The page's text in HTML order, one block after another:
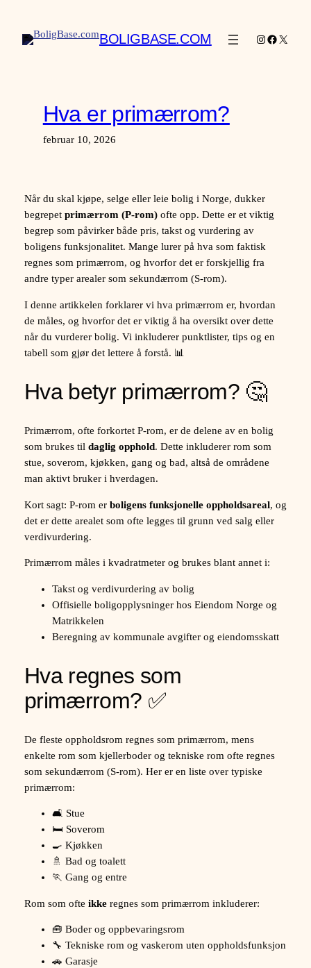
innhold
BOLIGBASE.COM Instagram
Facebook
X
Hva er primærrom?
februar 10, 2026
Når du skal kjøpe, selge eller leie bolig i Norge, dukker
begrepet primærrom (P-rom)ofte opp. Dette er et viktig
begrep som påvirker både pris, takst og vurdering av
boligens funksjonalitet. Mange lurer på hva som faktisk
regnes som primærrom, og hvorfor det er forskjellig fra
andre typer arealer som sekundærrom (S-rom).
I denne artikkelen forklarer vi hva primærrom er, hvordan
de måles, og hvorfor det er viktig å ha oversikt over dette
når du vurderer bolig. Vi inkluderer punktlister, tips og en
tabell som gjør det lettere å forstå. 📊
Hva betyr primærrom? 🤔
Primærrom, ofte forkortet P-rom, er de delene av en bolig
som brukes til daglig opphold. Dette inkluderer rom som
stue, soverom, kjøkken, gang og bad, altså de områdene
man aktivt bruker i hverdagen.
Kort sagt: P-rom er boligens funksjonelle oppholdsareal, og
det er dette arealet som ofte legges til grunn ved salg eller
verdivurdering.
Primærrom måles i kvadratmeter og brukes blant annet i:
Takst og verdivurdering av bolig
Offisielle boligopplysninger hos Eiendom Norge og
Matrikkelen
Beregning av kommunale avgifter og eiendomsskatt
Hva regnes som
primærrom? ✅
De fleste oppholdsrom regnes som primærrom, mens
enkelte rom som kjellerboder og tekniske rom ofte regnes
som sekundærrom (S-rom). Her er en liste over typiske
primærrom:
🛋️ Stue
🛏️ Soverom
🍳 Kjøkken
🚿 Bad og toalett
🏃 Gang og entre
Rom som ofte ikkeregnes som primærrom inkluderer:
🧰 Boder og oppbevaringsrom
🔧 Tekniske rom og vaskerom uten oppholdsfunksjon
🚗 Garasje